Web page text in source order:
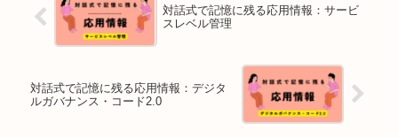
対話式で記憶に残る応用情報：サービ
スレベル管理
対話式で記憶に残る応用情報：デジタ
ルガバナンス・コード2.0